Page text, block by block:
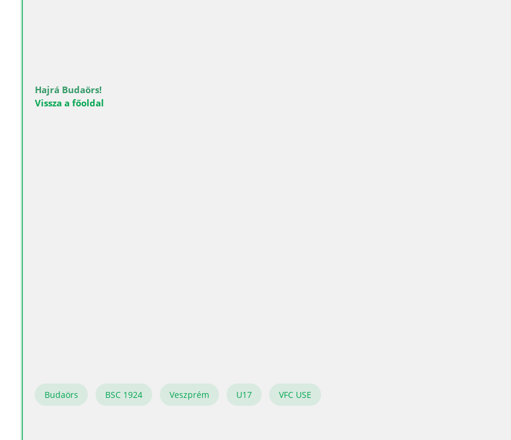
Hajrá Budaörs!
Vissza a főoldal
Budaörs BSC 1924 Veszprém U17 VFC USE